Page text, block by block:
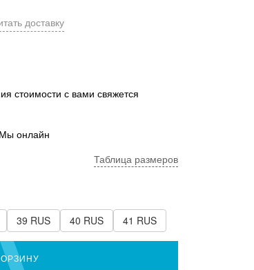
доставку
стоимости с вами свяжется
онлайн
Таблица размеров
39 RUS 40 RUS 41 RUS